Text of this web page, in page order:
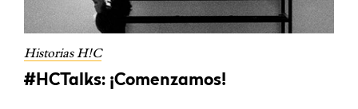
Historias H!C
#HCTalks: ¡Comenzamos!